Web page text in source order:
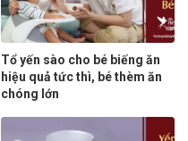
Tổ yến sào cho bé biếng ăn
hiệu quả tức thì, bé thèm ăn
chóng lớn